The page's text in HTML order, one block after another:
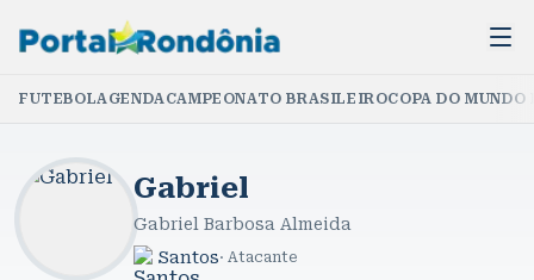
FUTEBOLAGENDACAMPEONATO BRASILEIROCOPA DO
Gabriel
Gabriel Barbosa Almeida
Santos· Atacante